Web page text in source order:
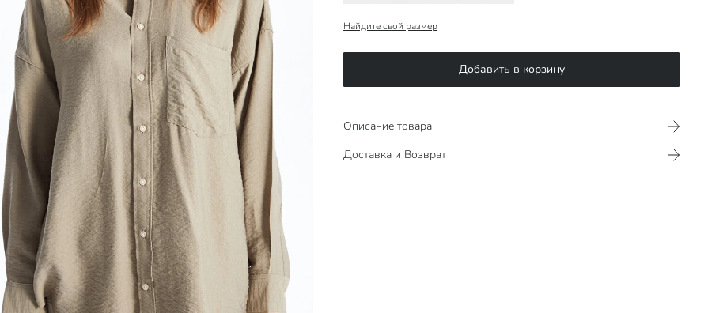
Найдите свой размер
Добавить в корзину
Описание товара
Доставка и Возврат